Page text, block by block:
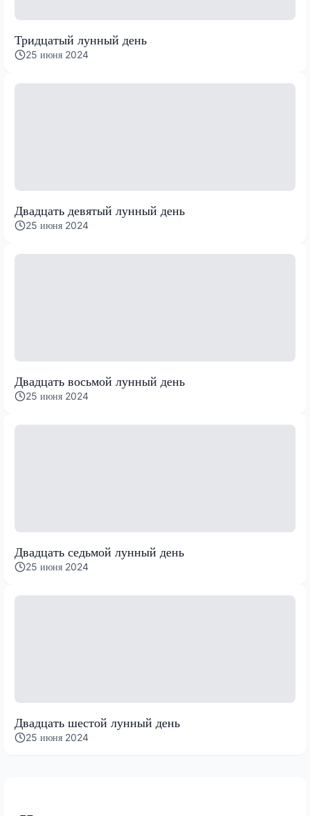
Тридцатый лунный день
25 июня 2024
Двадцать девятый лунный день
25 июня 2024
Двадцать восьмой лунный день
25 июня 2024
Двадцать седьмой лунный день
25 июня 2024
Двадцать шестой лунный день
25 июня 2024